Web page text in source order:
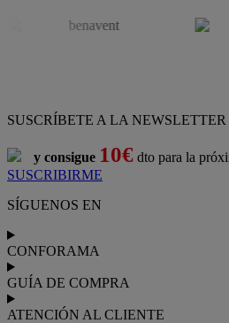
SUSCRÍBETE A LA NEWSLETTER
y consigue 10€ dto para la
SUSCRIBIRME
SÍGUENOS EN
CONFORAMA
GUÍA DE COMPRA
ATENCIÓN AL CLIENTE